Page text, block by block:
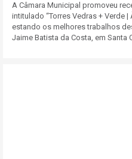
A Câmara Municipal promoveu
intitulado “Torres Vedras + Verde
estando os melhores trabalhos
Jaime Batista da Costa, em Santa